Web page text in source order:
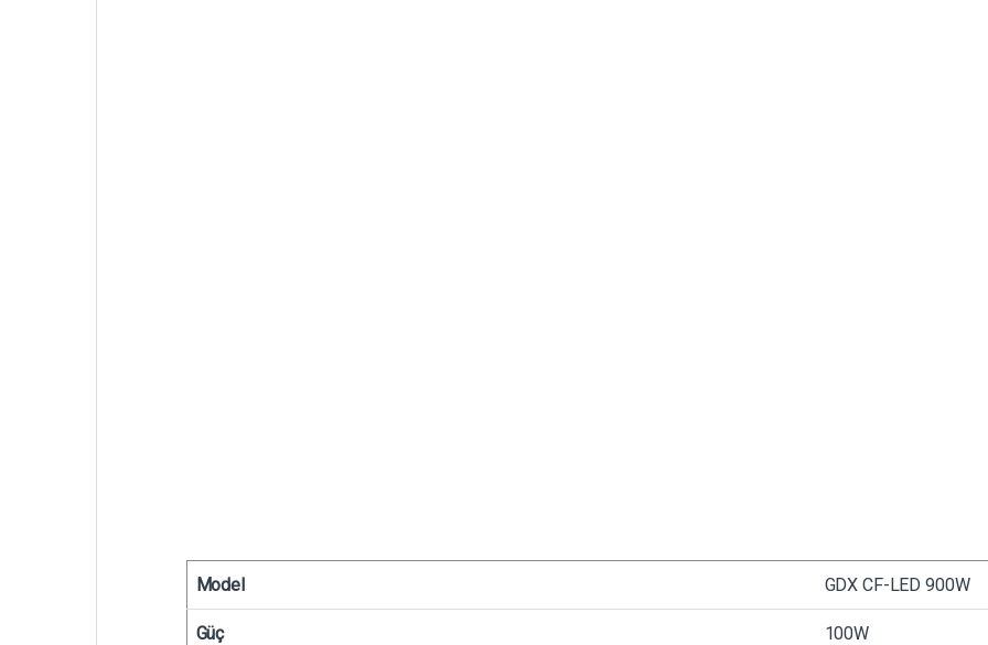
Model GDX CF-LED 900W
Güç 100W